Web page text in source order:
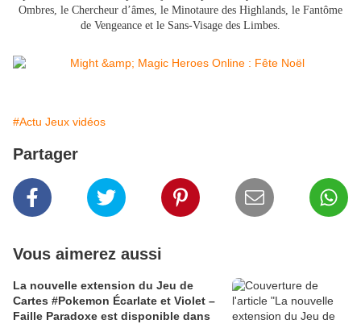
Ombres, le Chercheur d’âmes, le Minotaure des Highlands, le Fantôme
de Vengeance et le Sans-Visage des Limbes.
#Actu Jeux vidéos
Partager
Vous aimerez aussi
La nouvelle extension du Jeu de
Cartes #Pokemon Écarlate et Violet –
Faille Paradoxe est disponible dans